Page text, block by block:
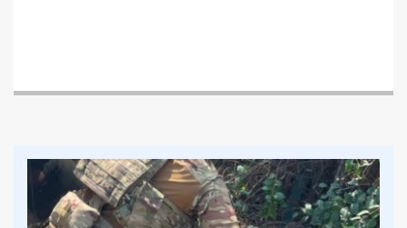
договорів з іноземним інвестором під заставу
зловмисники вносили до офіційних документів
неправдиві відомості щодо його наявності,
штучно збільшуючи кредитний ліміт.